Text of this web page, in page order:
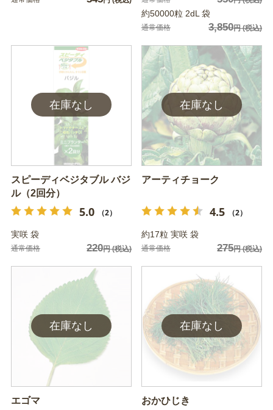
約50000粒 2dL 袋
通常価格 3,850円(税込)
スピーディベジタブル バジ
ル（2回分）
5.0 （2）
実咲 袋
通常価格 220円(税込)
アーティチョーク
4.5 （2）
約17粒 実咲 袋
通常価格 275円(税込)
エゴマ おかひじき